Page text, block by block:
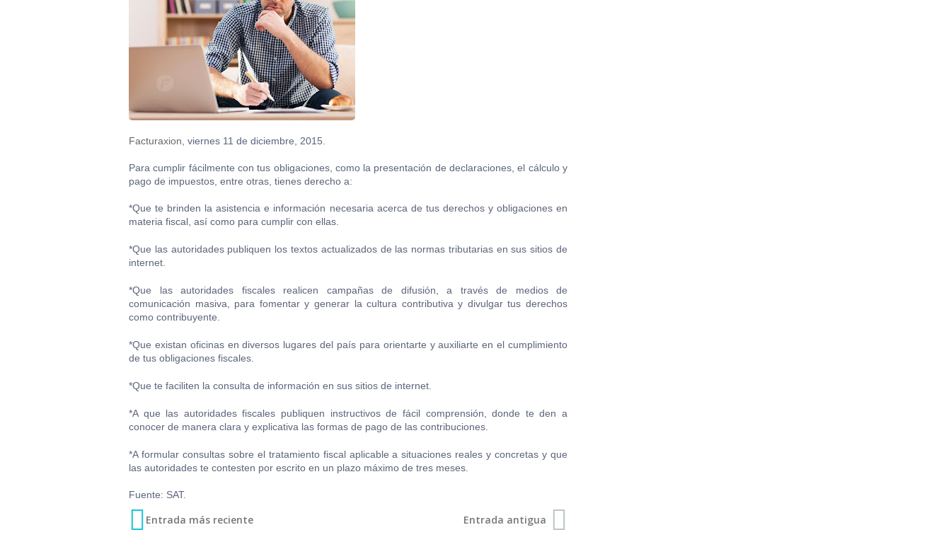
Facturaxion , viernes 11 de diciembre, 2015.
Para cumplir fácilmente con tus obligaciones, como la presentación de declaraciones, el cálculo y
pago de impuestos, entre otras, tienes derecho a:
*Que te brinden la asistencia e información necesaria acerca de tus derechos y obligaciones en
materia fiscal, así como para cumplir con ellas.
*Que las autoridades publiquen los textos actualizados de las normas tributarias en sus sitios de
internet.
*Que las autoridades fiscales realicen campañas de difusión, a través de medios de
comunicación masiva, para fomentar y generar la cultura contributiva y divulgar tus derechos
como contribuyente.
*Que existan oficinas en diversos lugares del país para orientarte y auxiliarte en el cumplimiento
de tus obligaciones fiscales.
*Que te faciliten la consulta de información en sus sitios de internet.
*A que las autoridades fiscales publiquen instructivos de fácil comprensión, donde te den a
conocer de manera clara y explicativa las formas de pago de las contribuciones.
*A formular consultas sobre el tratamiento fiscal aplicable a situaciones reales y concretas y que
las autoridades te contesten por escrito en un plazo máximo de tres meses.
Fuente: SAT.
Entrada más reciente Entrada antigua